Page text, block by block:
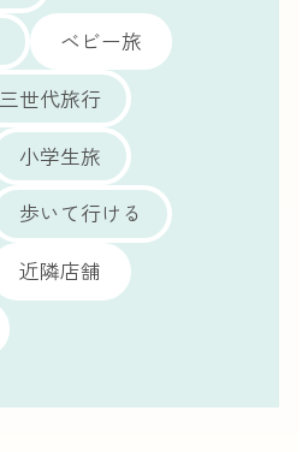
ベビー旅
三世代旅行
小学生旅
歩いて行ける
近隣店舗